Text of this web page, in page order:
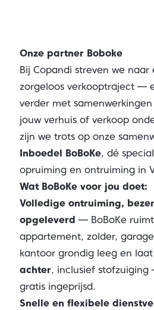
Onze partner Boboke
Bij Copandi streven we naar
zorgeloos verkooptraject —
verder met
jouw verhuis of verkoop
zijn we trots op onze
Inboedel BoBoKe, dé
opruiming en ontruiming in
Wat BoBoKe voor jou doet:
Volledige ontruiming,
opgeleverd — BoBoKe
appartement, zolder,
kantoor grondig leeg en
achter, inclusief stofzuiging
gratis ingeprijsd.
Snelle en flexibele